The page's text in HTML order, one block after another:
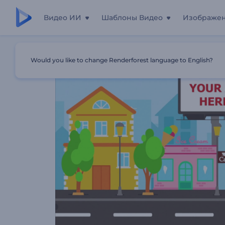
Видео ИИ Шаблоны Видео
Промозаставка Для Приложения
Would you like to change Renderforest language to English?